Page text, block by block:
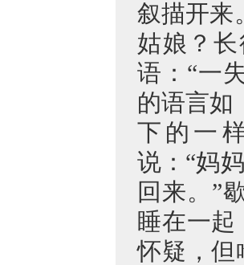
叙描开来
姑娘？
语：“一
的语言如
下的一
说：“妈
回来。”
睡在一
怀疑，但